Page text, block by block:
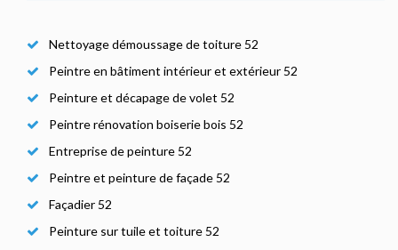
Nettoyage démoussage de toiture 52
Peintre en bâtiment intérieur et extérieur 52
Peinture et décapage de volet 52
Peintre rénovation boiserie bois 52
Entreprise de peinture 52
Peintre et peinture de façade 52
Façadier 52
Peinture sur tuile et toiture 52